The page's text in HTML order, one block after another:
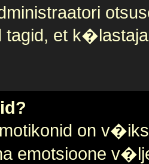
et
on
emotsioone